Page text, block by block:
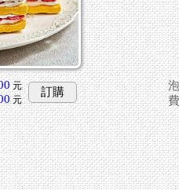
元
元
訂購